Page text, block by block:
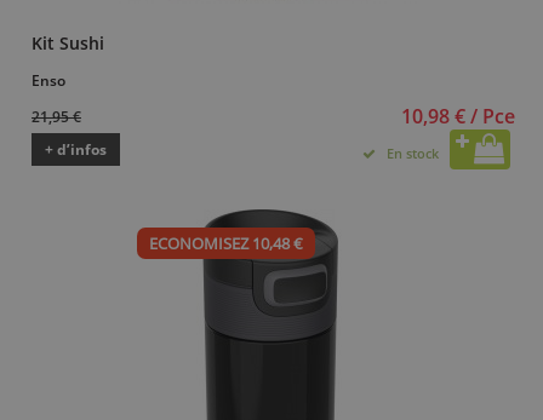
Kit Sushi
Enso
21,95 €
10,98 € / Pce
+ d’infos En stock
ECONOMISEZ 10,48 €